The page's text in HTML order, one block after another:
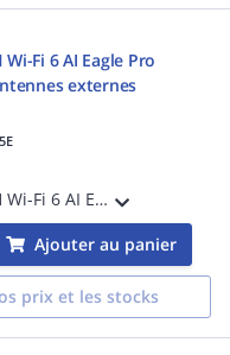
Fi 6 AI Eagle Pro
externes
Routeur MESH Wi-Fi 6 AI Eagle Pro AX1500 avec antennes externes - 3 ports GbE LAN - 1 port GbE WAN - Firewall - QoS - QuickVPN - WPA3- Intelligence artificielle - Contrôle parental - Application mobile iOS et Android
Ajouter au panier
prix et les stocks